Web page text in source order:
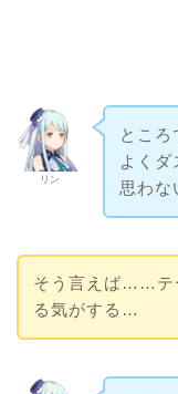
リン
ところ
よくダ
思わな
そう言えば……テ
る気がする…